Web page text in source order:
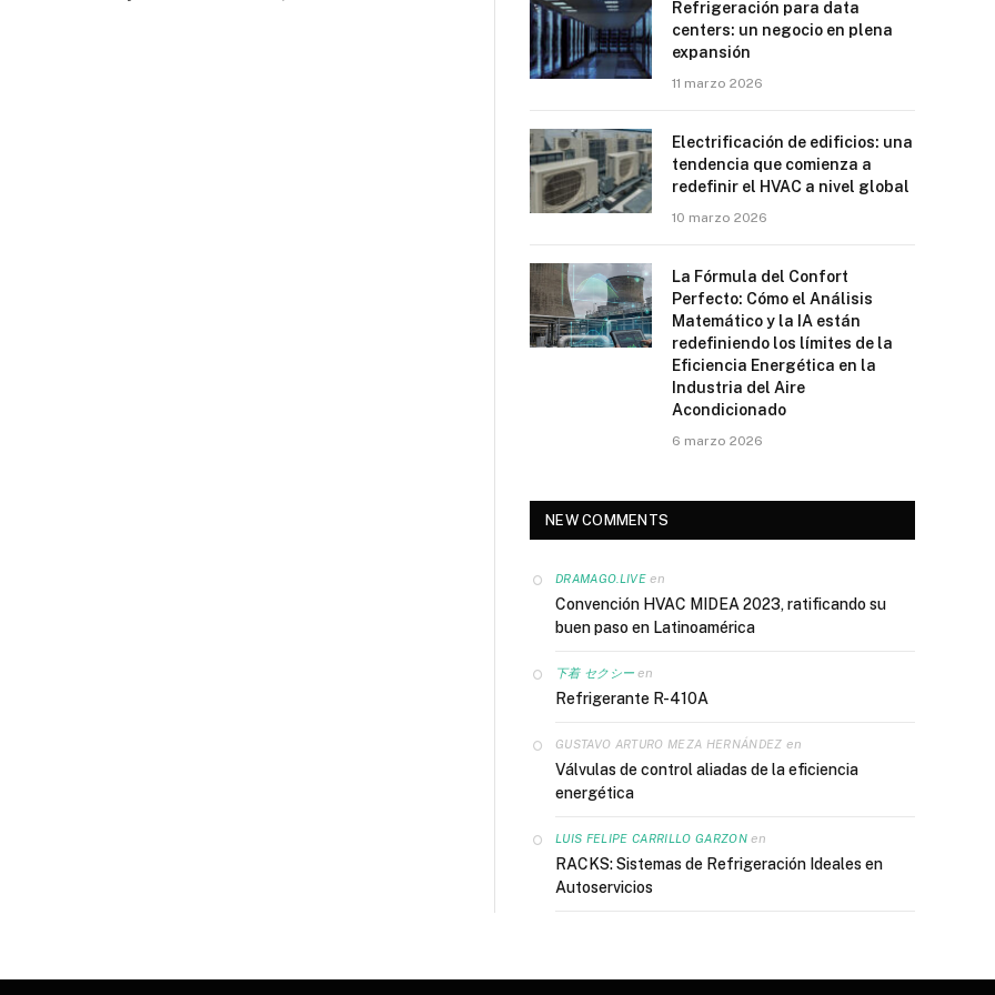
Refrigeración para data
centers: un negocio en plena
expansión
11 marzo 2026
Electrificación de edificios: una
tendencia que comienza a
redefinir el HVAC a nivel global
10 marzo 2026
La Fórmula del Confort
Perfecto: Cómo el Análisis
Matemático y la IA están
redefiniendo los límites de la
Eficiencia Energética en la
Industria del Aire
Acondicionado
6 marzo 2026
NEW COMMENTS
DRAMAGO.LIVEen
Convención HVAC MIDEA 2023, ratificando su
buen paso en Latinoamérica
下着 セクシー en
Refrigerante R-410A
GUSTAVO ARTURO MEZA HERNÁNDEZ en
Válvulas de control aliadas de la eficiencia
energética
LUIS FELIPE CARRILLO GARZONen
RACKS: Sistemas de Refrigeración Ideales en
Autoservicios